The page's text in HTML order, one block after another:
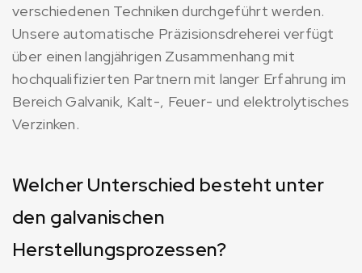
verschiedenen Techniken durchgeführt werden.
Unsere automatische Präzisionsdreherei verfügt
über einen langjährigen Zusammenhang mit
hochqualifizierten Partnern mit langer Erfahrung im
Bereich Galvanik, Kalt-, Feuer- und elektrolytisches
Verzinken.
Welcher Unterschied besteht unter
den galvanischen
Herstellungsprozessen?